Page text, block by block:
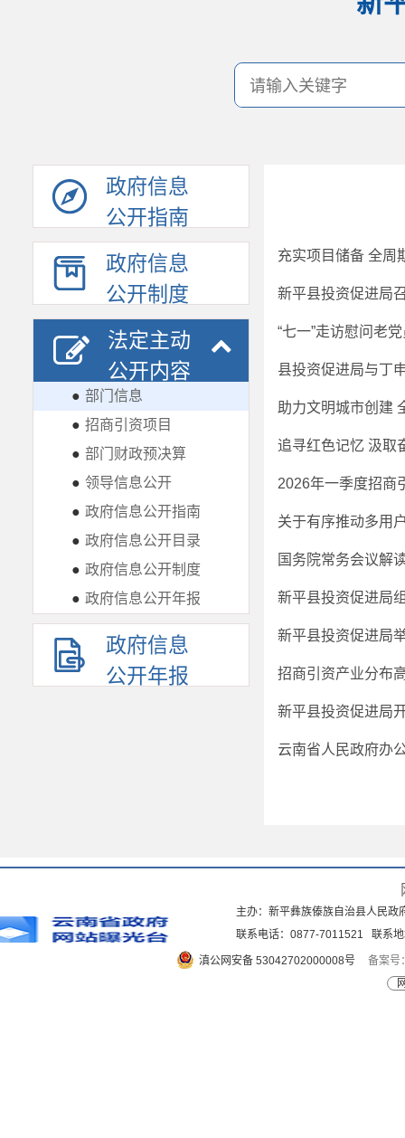
政府信息
公开指南
政府信息
公开制度
法定主动
公开内容
● 部门信息
● 招商引资项目
● 部门财政预决算
● 领导信息公开
● 政府信息公开指南
● 政府信息公开目录
● 政府信息公开制度
● 政府信息公开年报
政府信息
公开年报
充实项目储备 全周
新平县投资促进局
“七一”走访慰问老
县投资促进局与丁
助力文明城市创建
追寻红色记忆 汲取
2026年一季度招商
新平县投资促进局
新平县投资促进局
招商引资产业分布
新平县投资促进局
主办：新平彝族傣族自治县人民
联系电话：0877-7011521 联系
滇公网安备 53042702000008号
备案号